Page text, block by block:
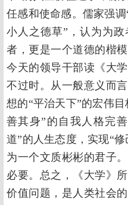
任感和使命感。儒家强调
小人之德草”，认为为
者，更是一个道德的楷
今天的领导干部读《大
不过时。从一般意义而
想的“平治天下”的宏伟
善其身”的自我人格完
道”的人生态度，实现“
为一个文质彬彬的君子
必要。总之，《大学》
价值问题，是人类社会